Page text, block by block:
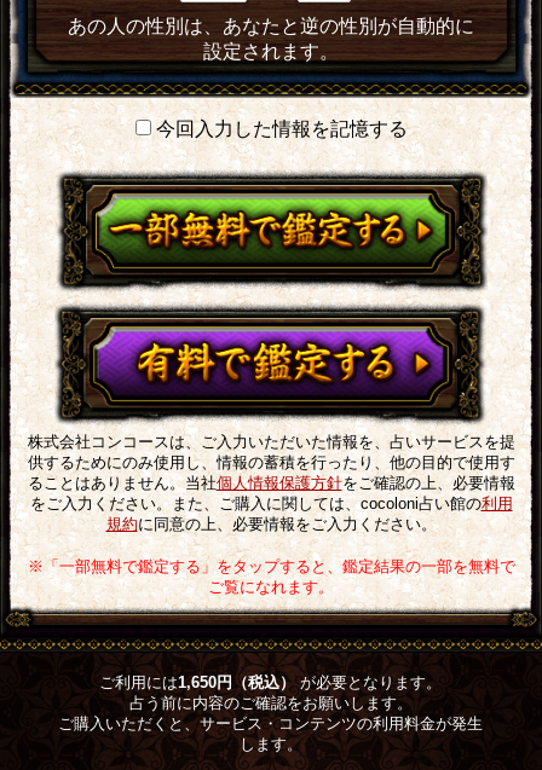
あの人の性別は、あなたと逆の性別が自動的に
設定されます。
今回入力した情報を記憶する
株式会社コンコースは、ご入力いただいた情報を、占いサービスを提
供するためにのみ使用し、情報の蓄積を行ったり、他の目的で使用す
ることはありません。当社個人情報保護方針をご確認の上、必要情報
をご入力ください。また、ご購入に関しては、cocoloni占い館の利用
規約に同意の上、必要情報をご入力ください。
※「一部無料で鑑定する」をタップすると、鑑定結果の一部を無料で
ご覧になれます。
ご利用には1,650円（税込）が必要となります。
占う前に内容のご確認をお願いします。
ご購入いただくと、サービス・コンテンツの利用料金が発生
します。